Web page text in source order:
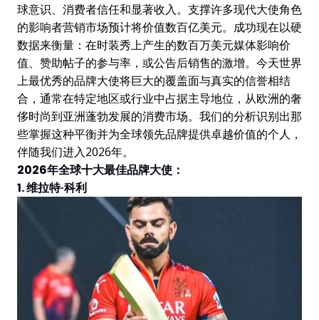
球意识、消费者信任和显著收入。支撑许多现代大使角色
的影响者营销市场预计将价值数百亿美元。成功现在以硬
数据来衡量：在时装秀上产生的数百万美元媒体影响价
值、赞助帖子的参与率，或公告后销售的激增。今天世界
上最优秀的品牌大使将巨大的覆盖面与真实的信誉相结
合，通常在特定地区或行业中占据主导地位，从欧洲的奢
侈时尚到亚洲蓬勃发展的消费市场。我们的分析识别出那
些掌握这种平衡并为全球领先品牌提供卓越价值的个人，
伴随我们进入2026年。
2026年全球十大最佳品牌大使：
1. 维拉特·科利